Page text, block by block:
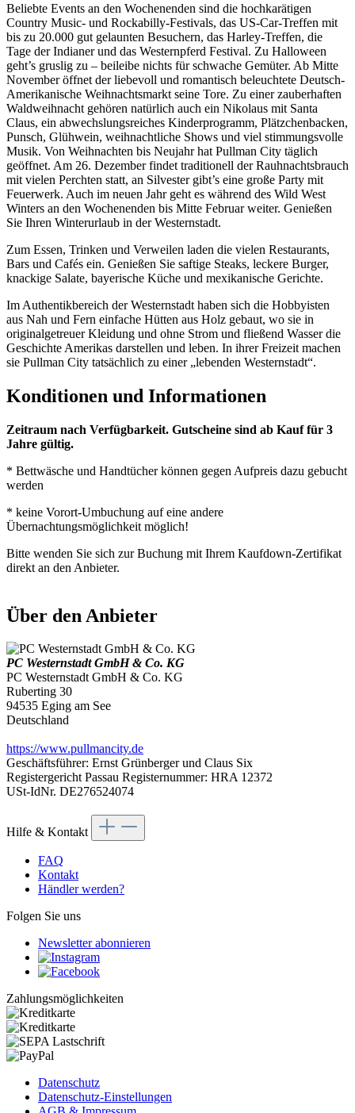
Beliebte Events an den Wochenenden sind die hochkarätigen
Country Music- und Rockabilly-Festivals, das US-Car-Treffen mit
bis zu 20.000 gut gelaunten Besuchern, das Harley-Treffen, die
Tage der Indianer und das Westernpferd Festival. Zu Halloween
geht’s gruslig zu – beileibe nichts für schwache Gemüter. Ab Mitte
November öffnet der liebevoll und romantisch beleuchtete Deutsch-
Amerikanische Weihnachtsmarkt seine Tore. Zu einer zauberhaften
Waldweihnacht gehören natürlich auch ein Nikolaus mit Santa
Claus, ein abwechslungsreiches Kinderprogramm, Plätzchenbacken,
Punsch, Glühwein, weihnachtliche Shows und viel stimmungsvolle
Musik. Von Weihnachten bis Neujahr hat Pullman City täglich
geöffnet. Am 26. Dezember findet traditionell der Rauhnachtsbrauch
mit vielen Perchten statt, an Silvester gibt’s eine große Party mit
Feuerwerk. Auch im neuen Jahr geht es während des Wild West
Winters an den Wochenenden bis Mitte Februar weiter. Genießen
Sie Ihren Winterurlaub in der Westernstadt.
Zum Essen, Trinken und Verweilen laden die vielen Restaurants,
Bars und Cafés ein. Genießen Sie saftige Steaks, leckere Burger,
knackige Salate, bayerische Küche und mexikanische Gerichte.
Im Authentikbereich der Westernstadt haben sich die Hobbyisten
aus Nah und Fern einfache Hütten aus Holz gebaut, wo sie in
originalgetreuer Kleidung und ohne Strom und fließend Wasser die
Geschichte Amerikas darstellen und leben. In ihrer Freizeit machen
sie Pullman City tatsächlich zu einer „lebenden Westernstadt“.
Konditionen und Informationen
Zeitraum nach Verfügbarkeit. Gutscheine sind ab Kauf für 3
Jahre gültig.
* Bettwäsche und Handtücher können gegen Aufpreis dazu gebucht
werden
* keine Vorort-Umbuchung auf eine andere
Übernachtungsmöglichkeit möglich!
Bitte wenden Sie sich zur Buchung mit Ihrem Kaufdown-Zertifikat
direkt an den Anbieter.
Über den Anbieter
PC Westernstadt GmbH & Co. KG
PC Westernstadt GmbH & Co. KG
Ruberting 30
94535 Eging am See
Deutschland
https://www.pullmancity.de
Geschäftsführer: Ernst Grünberger und Claus Six
Registergericht Passau Registernummer: HRA 12372
USt-IdNr. DE276524074
Hilfe & Kontakt
FAQ
Kontakt
Händler werden?
Folgen Sie uns
Newsletter abonnieren
Zahlungsmöglichkeiten
Datenschutz
Datenschutz-Einstellungen